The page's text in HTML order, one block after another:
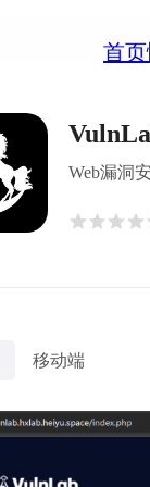
首页
Web漏洞
移动端